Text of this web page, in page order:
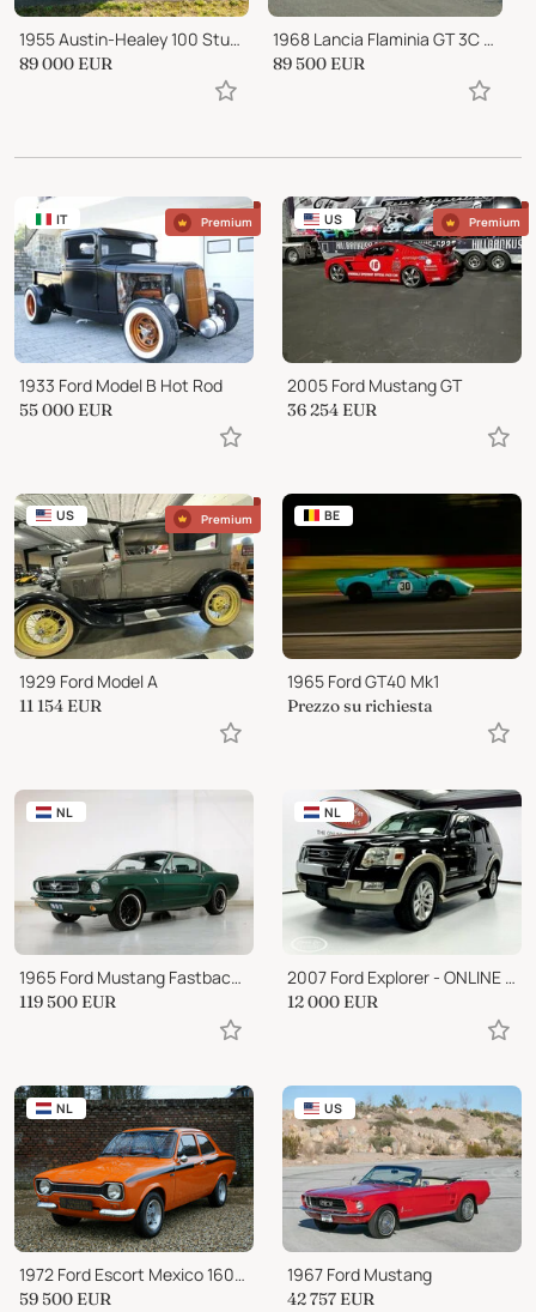
1955 Austin-Healey 100 Stunning BN2 Multiple Concours Winner
89 000 EUR
1968 Lancia Flaminia GT 3C 2.8 liter by Touring “Superleggera"
89 500 EUR
IT Premium
1933 Ford Model B Hot Rod
55 000 EUR
US Premium
2005 Ford Mustang GT
36 254 EUR
US Premium
1929 Ford Model A
11 154 EUR
BE
1965 Ford GT40 Mk1
Prezzo su richiesta
NL
1965 Ford Mustang Fastback Restomod - Performance - High Co
119 500 EUR
NL
2007 Ford Explorer - ONLINE AUCTION
12 000 EUR
NL
1972 Ford Escort Mexico 1600 GT Mk1
59 500 EUR
US
1967 Ford Mustang
42 757 EUR